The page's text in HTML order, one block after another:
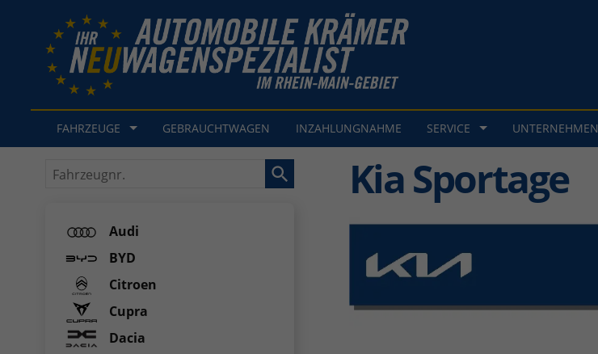
FAHRZEUGE GEBRAUCHTWAGEN INZAHLUNGNAHME SERVICE UNTERNEHMEN
Kia Sportage
Fahrzeugnr.
Audi
BYD
Citroen
Cupra
Dacia